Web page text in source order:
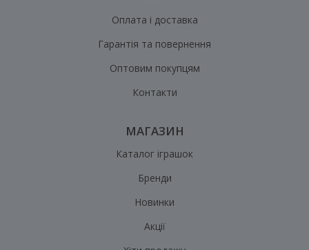
Оплата і доставка
Гарантія та повернення
Оптовим покупцям
Контакти
МАГАЗИН
Каталог іграшок
Бренди
Новинки
Акції